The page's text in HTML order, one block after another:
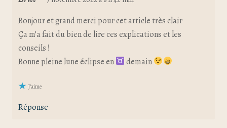
Bonjour et grand merci pour cet article très clair
Ça m’a fait du bien de lire ces explications et les
conseils !
Bonne pleine lune éclipse en
demain
J’aime
Réponse